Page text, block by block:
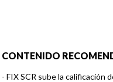
CONTENIDO
- FIX SCR sube la calificación